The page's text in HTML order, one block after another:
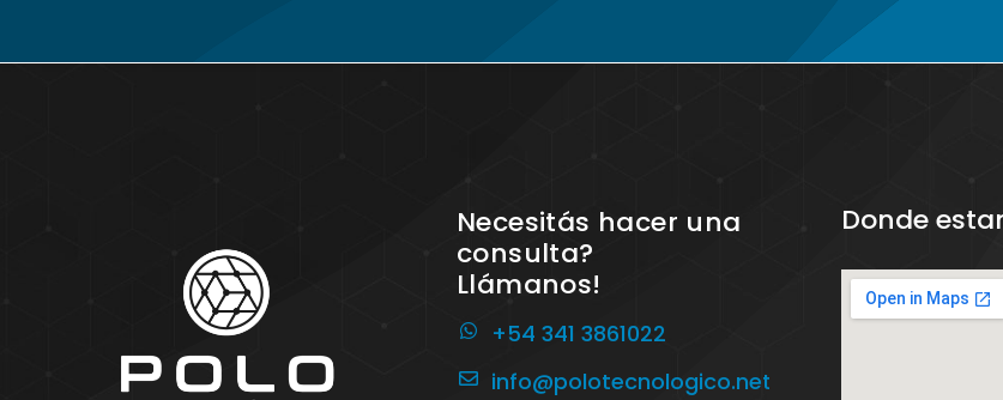
Necesitás hacer una
consulta?
Llámanos!
+54 341 3861022
info@polotecnologico.net
Donde